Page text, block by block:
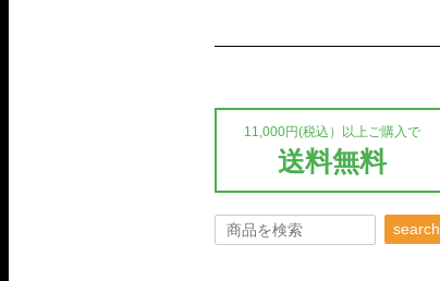
11,000円(税込）以上ご購入で
送料無料
search